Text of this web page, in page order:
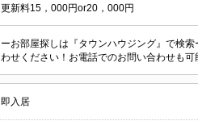
更新料15，000円or20，000円
ーお部屋探しは『タウンハウジング』で検
わせください！お電話でのお問い合わせも可
即入居